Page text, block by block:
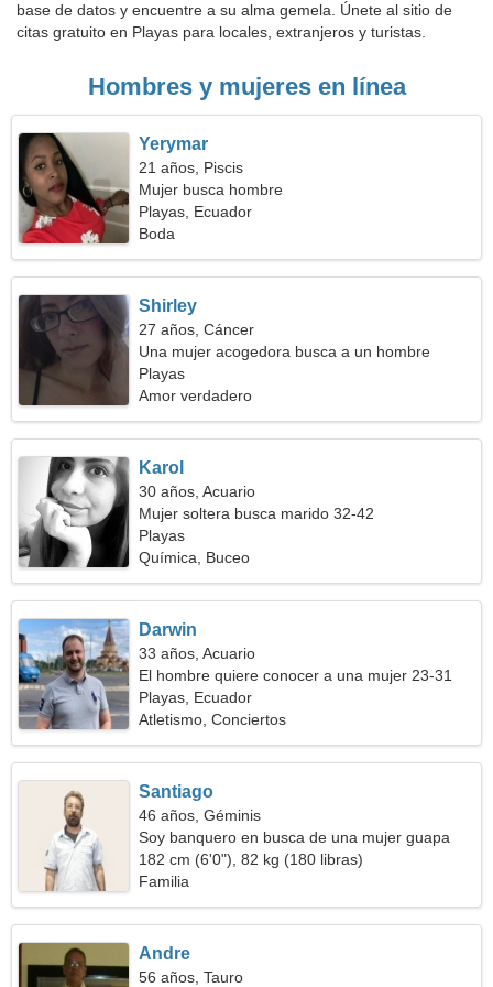
base de datos y encuentre a su alma gemela. Únete al sitio de
citas gratuito en Playas para locales, extranjeros y turistas.
Hombres y mujeres en línea
Yerymar
21 años, Piscis
Mujer busca hombre
Playas, Ecuador
Boda
Shirley
27 años, Cáncer
Una mujer acogedora busca a un hombre
Playas
Amor verdadero
Karol
30 años, Acuario
Mujer soltera busca marido 32-42
Playas
Química, Buceo
Darwin
33 años, Acuario
El hombre quiere conocer a una mujer 23-31
Playas, Ecuador
Atletismo, Conciertos
Santiago
46 años, Géminis
Soy banquero en busca de una mujer guapa
182 cm (6'0"), 82 kg (180 libras)
Familia
Andre
56 años, Tauro